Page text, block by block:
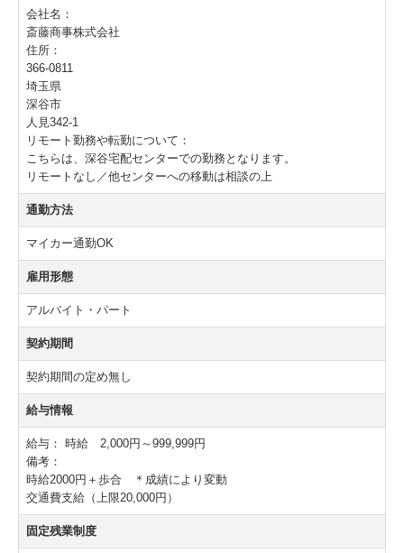
玉村センター営業員
新座センター営業員
新座センター配達員
正社員募集！
スタッフインタビュー 2
商品PRスタッフ大募集
独立開業支援！
商品PRスタッフ・委託業務
ネット・SNS委託業務
会社名：
斎藤商事株式会社
住所：
366-0811
埼玉県
深谷市
人見342-1
リモート勤務や転勤について：
こちらは、深谷宅配センターでの勤務となります。
リモートなし／他センターへの移動は相談の上
通勤方法
マイカー通勤OK
雇用形態
アルバイト・パート
契約期間
契約期間の定め無し
給与情報
給与： 時給 2,000円～999,999円
備考：
時給2000円＋歩合 ＊成績により変動
交通費支給（上限20,000円）
固定残業制度